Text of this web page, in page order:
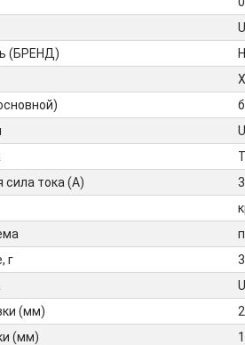
(БРЕНД)
сила тока (А)
3
г
(мм)
(мм)